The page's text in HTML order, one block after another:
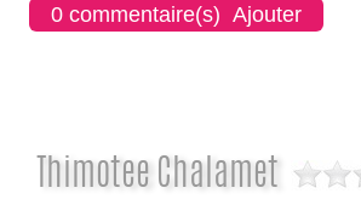
0 commentaire(s) Ajouter
Thimotee Chalamet